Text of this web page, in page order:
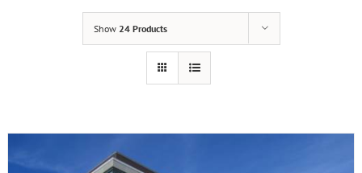
Show 24 Products